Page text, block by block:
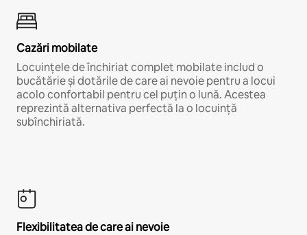
Cazări mobilate
Locuințele de închiriat complet mobilate includ o
bucătărie și dotările de care ai nevoie pentru a locui
acolo confortabil pentru cel puțin o lună. Acestea
reprezintă alternativa perfectă la o locuință
subînchiriată.
Flexibilitatea de care ai nevoie